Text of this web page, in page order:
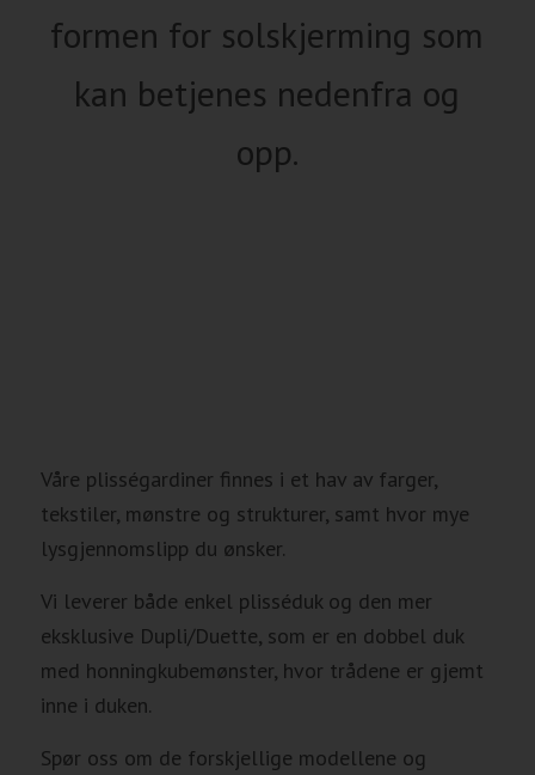
formen for solskjerming som
kan betjenes nedenfra og
opp.
Våre plisségardiner finnes i et hav av farger,
tekstiler, mønstre og strukturer, samt hvor mye
lysgjennomslipp du ønsker.
Vi leverer både enkel plisséduk og den mer
eksklusive Dupli/Duette, som er en dobbel duk
med honningkubemønster, hvor trådene er gjemt
inne i duken.
Spør oss om de forskjellige modellene og